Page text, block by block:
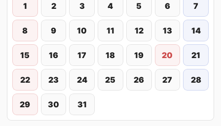
1 2 3 4 5 6 7
8 9 10 11 12 13 14
15 16 17 18 19 20 21
22 23 24 25 26 27 28
29 30 31